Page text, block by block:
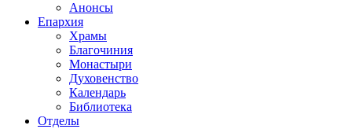
Анонсы
Епархия
Храмы
Благочиния
Монастыри
Духовенство
Календарь
Библиотека
Отделы